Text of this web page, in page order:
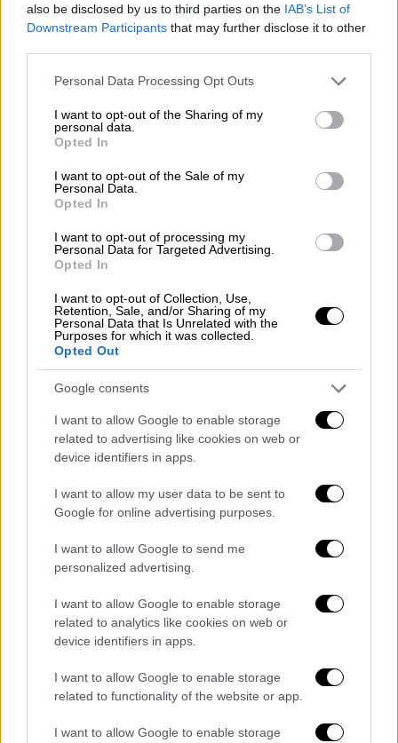
also be disclosed by us to third parties on the IAB’s List of
Downstream Participants that may further disclose it to other
Please note that this website/app uses one or more Google
not limited to your visit or usage behaviour. You may click to
grant or deny consent to Google and its third-party tags to
use your data for below specified purposes in below Google
consent section.
Personal Data Processing Opt Outs
I want to opt-out of the Sharing of my
personal data.
Opted In
I want to opt-out of the Sale of my
Personal Data.
Opted In
I want to opt-out of processing my
Personal Data for Targeted Advertising.
Opted In
I want to opt-out of Collection, Use,
Retention, Sale, and/or Sharing of my
Personal Data that Is Unrelated with the
Purposes for which it was collected.
Opted Out
Google consents
I want to allow Google to enable storage
related to advertising like cookies on web or
device identifiers in apps.
I want to allow my user data to be sent to
Google for online advertising purposes.
I want to allow Google to send me
personalized advertising.
I want to allow Google to enable storage
related to analytics like cookies on web or
device identifiers in apps.
I want to allow Google to enable storage
related to functionality of the website or app.
I want to allow Google to enable storage
Από μόνο του «το καταφύγιο αυτό είναιπάρα
πολύ καλά κατασκευασμένο. Είναι γύρω στα
12 έως 15 μέτρα κάτω απ' τη γη. Είναι και
αυτό στρατηγικών προδιαγραφών,
παρέχει πάρα πολύ μεγάλη ασφάλεια
.
Εντούτοις, επειδή έχει αλλάξει πάρα πολύ η
καταφύγιο κανονικά έχει τέσσερις εισόδους
και εξόδους, οι τρεις έχουν κλείσει πλέον
και υπάρχει μόνο μία είσοδος-έξοδος, κάτι
που κάνει τον χώρο αυτό επισφαλή. Όλα τα
καταφύγια, βάσει προδιαγραφών, έπρεπε να
είχαν τουλάχιστον μία ακόμα έξοδο
κινδύνου, ώστε αν καταρρεύσει η κύρια
είσοδος, να μπορούν να φύγουν ασφαλείς οι
άνθρωποι κάπου αλλού».
η κυβέρνηση
αποφάσιζε να προβεί σε μία μαζική
αποκατάστασητων καταφυγίων, ο κ. Κυρίμης
αρκετό για να νιώσουμε θωρακισμένοι
απέναντι σε μια επίθεση.
Πρώτα απ’ όλα γιατί η
φύση του πολέμου
την περίοδο.
«Σίγουρα, αν κάποιος είναι στη μέση του
δρόμου, είναι απόλυτα εκτεθειμένος. Αν
πάει σε μια πολυκατοικία, είναι λιγότερο
λιγότερο και αν πάει σε ένα κανονικό